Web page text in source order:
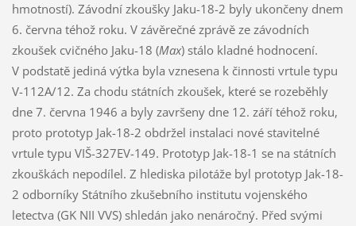
hmotností). Závodní zkoušky Jaku-18-2 byly ukončeny dnem
6. června téhož roku. V závěrečné zprávě ze závodních
zkoušek cvičného Jaku-18 (Max) stálo kladné hodnocení.
V podstatě jediná výtka byla vznesena k činnosti vrtule typu
V-112A/12. Za chodu státních zkoušek, které se rozeběhly
dne 7. června 1946 a byly završeny dne 12. září téhož roku,
proto prototyp Jak-18-2 obdržel instalaci nové stavitelné
vrtule typu VIŠ-327EV-149. Prototyp Jak-18-1 se na státních
zkouškách nepodílel. Z hlediska pilotáže byl prototyp Jak-18-
2 odborníky Státního zkušebního institutu vojenského
letectva (GK NII VVS) shledán jako nenáročný. Před svými